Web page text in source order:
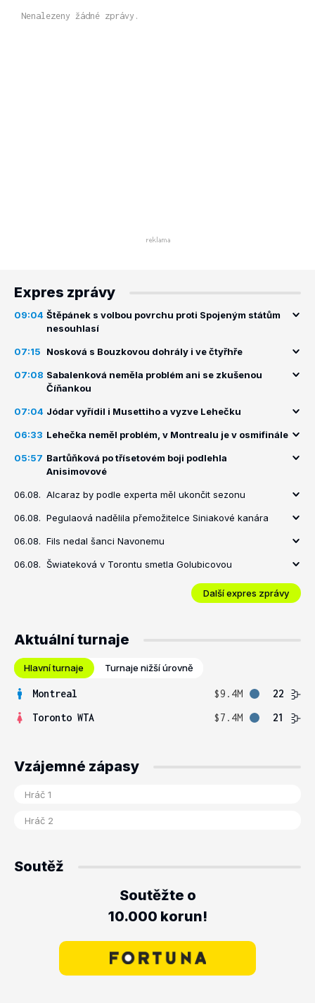
Nenalezeny žádné zprávy.
Expres zprávy
09:04 Štěpánek s volbou povrchu proti Spojeným státům
nesouhlasí
07:15 Nosková s Bouzkovou dohrály i ve čtyřhře
07:08 Sabalenková neměla problém ani se zkušenou
Číňankou
07:04 Jódar vyřídil i Musettiho a vyzve Lehečku
06:33 Lehečka neměl problém, v Montrealu je v osmifinále
05:57 Bartůňková po třísetovém boji podlehla
Anisimovové
06.08. Alcaraz by podle experta měl ukončit sezonu
06.08. Pegulaová nadělila přemožitelce Siniakové kanára
06.08. Fils nedal šanci Navonemu
06.08. Šwiateková v Torontu smetla Golubicovou
Další expres zprávy
Aktuální turnaje
Hlavní turnaje Turnaje nižší úrovně
Montreal $9.4M
22
Toronto WTA
$7.4M 21
Vzájemné zápasy
Soutěž
Soutěžte o
10.000 korun!